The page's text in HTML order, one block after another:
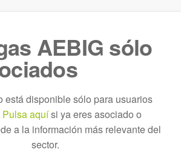
AEBIG sólo
está disponible sólo para usuarios
Pulsa aquísi ya eres asociado o
a la información más relevante del
sector.